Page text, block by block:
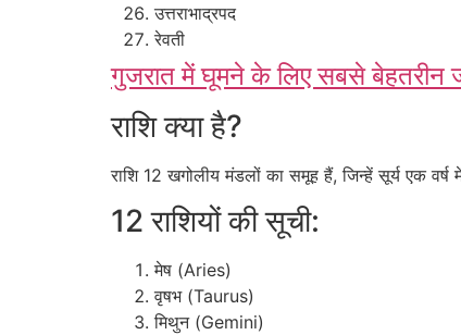
उत्तराभाद्रपद
रेवती
गुजरात में घूमने के लिए सबसे
राशि क्या है?
राशि 12 खगोलीय मंडलों का समूह हैं, जिन्हें सूर्य एक
12 राशियों की सूची:
मेष (Aries)
वृषभ (Taurus)
मिथुन (Gemini)